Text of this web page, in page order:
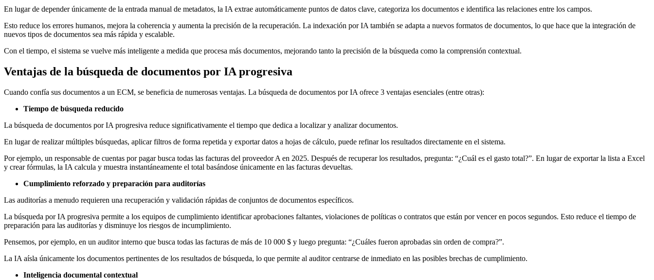
En lugar de depender únicamente de la entrada manual de metadatos, la IA extrae automáticamente puntos de datos clave, categoriza los documentos e identifica las relaciones entre los campos.
Esto reduce los errores humanos, mejora la coherencia y aumenta la precisión de la recuperación. La indexación por IA también se adapta a nuevos formatos de documentos, lo que hace que la integración de
nuevos tipos de documentos sea más rápida y escalable.
Con el tiempo, el sistema se vuelve más inteligente a medida que procesa más documentos, mejorando tanto la precisión de la búsqueda como la comprensión contextual.
Ventajas de la búsqueda de documentos por IA progresiva
Cuando confía sus documentos a un ECM, se beneficia de numerosas ventajas. La búsqueda de documentos por IA ofrece 3 ventajas esenciales (entre otras):
Tiempo de búsqueda reducido
La búsqueda de documentos por IA progresiva reduce significativamente el tiempo que dedica a localizar y analizar documentos.
En lugar de realizar múltiples búsquedas, aplicar filtros de forma repetida y exportar datos a hojas de cálculo, puede refinar los resultados directamente en el sistema.
Por ejemplo, un responsable de cuentas por pagar busca todas las facturas del proveedor A en 2025. Después de recuperar los resultados, pregunta: “¿Cuál es el gasto total?”. En lugar de exportar la lista a Excel
y crear fórmulas, la IA calcula y muestra instantáneamente el total basándose únicamente en las facturas devueltas.
Cumplimiento reforzado y preparación para auditorías
Las auditorías a menudo requieren una recuperación y validación rápidas de conjuntos de documentos específicos.
La búsqueda por IA progresiva permite a los equipos de cumplimiento identificar aprobaciones faltantes, violaciones de políticas o contratos que están por vencer en pocos segundos. Esto reduce el tiempo de
preparación para las auditorías y disminuye los riesgos de incumplimiento.
Pensemos, por ejemplo, en un auditor interno que busca todas las facturas de más de 10 000 $ y luego pregunta: “¿Cuáles fueron aprobadas sin orden de compra?”.
La IA aísla únicamente los documentos pertinentes de los resultados de búsqueda, lo que permite al auditor centrarse de inmediato en las posibles brechas de cumplimiento.
Inteligencia documental contextual